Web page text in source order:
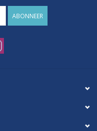
ABONNEER